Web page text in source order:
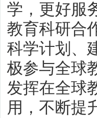
学，更好服
教育科研合
科学计划、
极参与全球
发挥在全球
用，不断提